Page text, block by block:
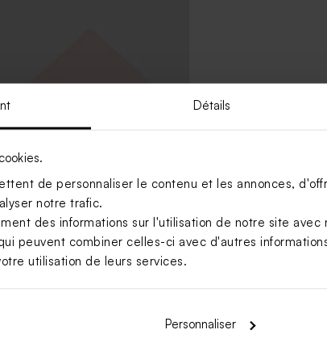
Détails
de personnaliser le contenu et les annonces,
notre trafic.
des informations sur l'utilisation de notre site
peuvent combiner celles-ci avec d'autres
utilisation de leurs services.
Personnaliser
rectangle rose nude
Voir toute la collection Enveloppe